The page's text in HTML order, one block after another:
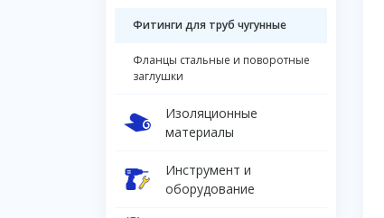
Фитинги для труб чугунные
Фланцы стальные и поворотные
заглушки
Изоляционные
материалы
Инструмент и
оборудование